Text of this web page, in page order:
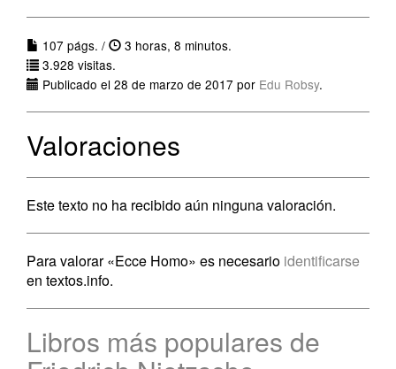
107 págs. /
3 horas, 8 minutos.
3.928 visitas.
Publicado el 28 de marzo de 2017 por Edu Robsy.
Valoraciones
Este texto no ha recibido aún ninguna valoración.
Para valorar «Ecce Homo» es necesario identificarse
en textos.info.
Libros más populares de